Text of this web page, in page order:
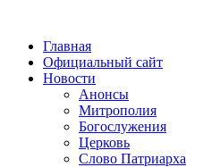
Главная
Официальный сайт
Новости
Анонсы
Митрополия
Богослужения
Церковь
Слово Патриарха